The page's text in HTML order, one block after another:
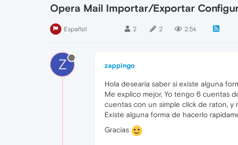
Opera Mail Importar/Exportar
Español 2 2 2.5k
Z zappingo
Hola desearia saber si existe alguna
Me explico mejor, Yo tengo 6 cuentas
cuentas con un simple click de raton,
Existe alguna forma de hacerlo
Gracias